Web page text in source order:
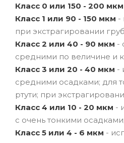
Класс 0 или 150 - 200 мкм
Класс 1 или 90 - 150 мкм -
при экстрагировании
Класс 2 или 40 - 90 мкм -
средними по величине и
Класс 3 или 20 - 40 мкм -
средними осадками; для
ртути; при
Класс 4 или 10 - 20 мкм -
с очень тонкими
Класс 5 или 4 - 6 мкм -